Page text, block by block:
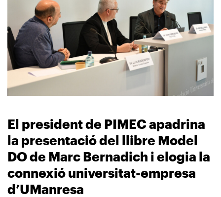
El president de PIMEC apadrina
la presentació del llibre Model
DO de Marc Bernadich i elogia la
connexió universitat-empresa
d’UManresa